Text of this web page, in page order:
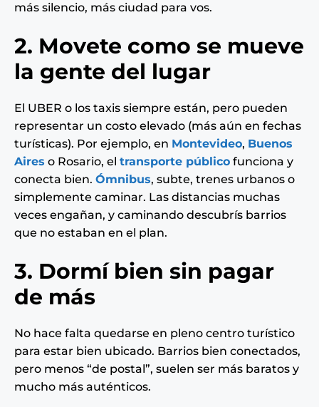
más silencio, más ciudad para vos.
2. Movete como se mueve
la gente del lugar
El UBER o los taxis siempre están, pero pueden
representar un costo elevado (más aún en fechas
turísticas). Por ejemplo, en Montevideo, Buenos
Aires o Rosario, el transporte público funciona y
conecta bien. Ómnibus, subte, trenes urbanos o
simplemente caminar. Las distancias muchas
veces engañan, y caminando descubrís barrios
que no estaban en el plan.
3. Dormí bien sin pagar
de más
No hace falta quedarse en pleno centro turístico
para estar bien ubicado. Barrios bien conectados,
pero menos “de postal”, suelen ser más baratos y
mucho más auténticos.